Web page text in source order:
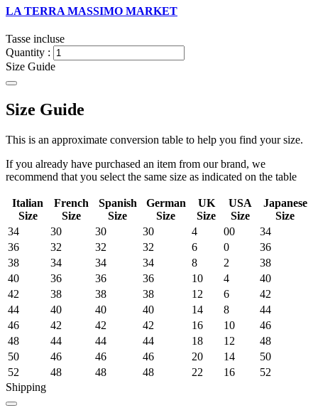
LA TERRA MASSIMO MARKET
Tasse incluse
Quantity :
Size Guide
Size Guide
This is an approximate conversion table to help you find your size.
If you already have purchased an item from our brand, we
recommend that you select the same size as indicated on the table
Italian
Size
French
Size
Spanish
Size
German
Size
UK
Size
USA
Size
Japanese
Size
34
30 30 30 4 00
34
36
32 32 32 6 0
36
38
34 34 34 8 2
38
40
36 36 36 10 4
40
42
38 38 38 12 6
42
44
40 40 40 14 8
44
46
42 42 42 16 10
46
48
44 44 44 18 12
48
50
46 46 46 20 14
50
52
48 48 48 22 16
52
Shipping